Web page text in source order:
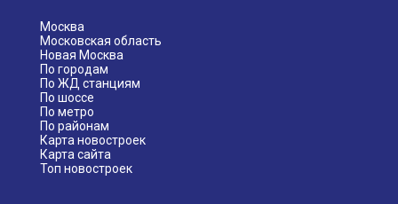
Москва
Московская область
Новая Москва
По городам
По ЖД станциям
По шоссе
По метро
По районам
Карта новостроек
Карта сайта
Топ новостроек